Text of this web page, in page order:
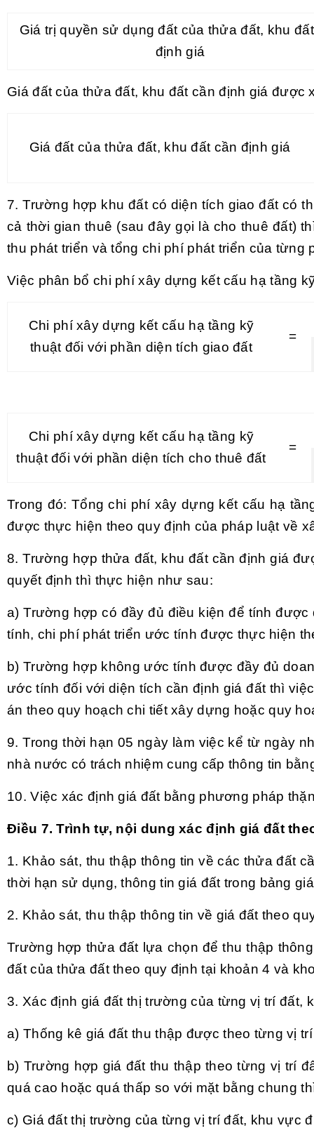
Giá trị quyền sử dụng đất của thửa đất, khu
định giá
Giá đất của thửa đất, khu đất cần định giá được
Giá đất của thửa đất, khu đất cần định giá
7. Trường hợp khu đất có diện tích giao đất có
cả thời gian thuê (sau đây gọi là cho thuê đất)
thu phát triển vàtổng chi phí phát triển của từng
Việc phân bổ chi phí xây dựng kết cấu hạ tầng
Chi phí xây dựng kết cấu hạ tầng kỹ
thuật đối với phần diện tích giao đất
=
Chi phí xây dựng kết cấu hạ tầng kỹ
thuật đối với phần diện tíchcho thuê đất
=
Trong đó: Tổng chi phí xây dựng kết cấu hạ
được thực hiện theo quy định của pháp luật về
8.Trường hợp thửa đất, khu đất cần định giá
quyết định thì thực hiện như sau:
a) Trường hợp có đầy đủ điều kiện để tính
tính, chi phí phát triển ước tính được thực hiện
b) Trường hợp không ước tính được đầy đủ
ước tính đối với diện tích cần định giá đất thì
án theo quy hoạch chi tiết xây dựng hoặc quy
9. Trong thời hạn 05 ngày làm việc kể từ ngày
nhà nước có trách nhiệm cung cấp thông tin
10. Việc xác định giá đất bằng phương pháp
Điều 7. Trình tự, nội dung xác định giá đất
1. Khảo sát, thu thập thông tin về các thửa đất
thời hạn sử dụng, thông tin giá đất trong bảng
2. Khảo sát, thu thập thông tin về giá đất theo
Trường hợp thửa đất lựa chọn để thu thập
đất của thửa đất theo quy định tại khoản 4 và
3. Xác định giá đất thị trường của từng vị trí đất,
a) Thống kê giá đất thu thập được theo từng vị
b) Trường hợp giá đất thu thập theo từng vị trí
quá cao hoặc quáthấp so với mặt bằng chung
c) Giá đất thị trường của từng vị trí đất, khu vực